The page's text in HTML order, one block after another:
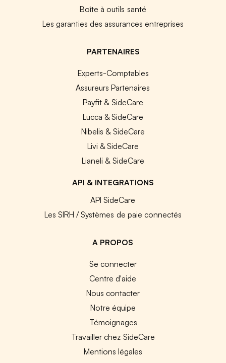
Boîte à outils santé
Les garanties des assurances entreprises
PARTENAIRES
Experts-Comptables
Assureurs Partenaires
Payfit & SideCare
Lucca & SideCare
Nibelis & SideCare
Livi & SideCare
Lianeli & SideCare
API & INTEGRATIONS
API SideCare
Les SIRH / Systèmes de paie connectés
A PROPOS
Se connecter
Centre d'aide
Nous contacter
Notre équipe
Témoignages
Travailler chez SideCare
Mentions légales